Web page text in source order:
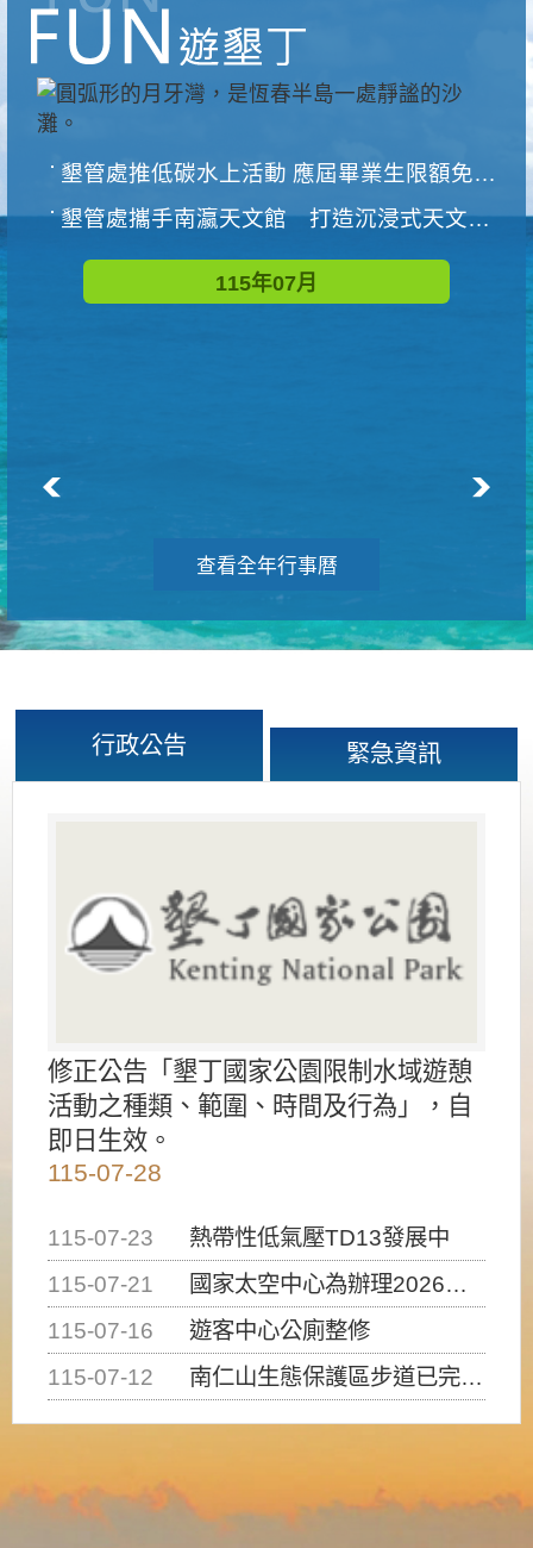
墾管處推低碳水上活動 應屆畢業生限額免費參加
墾管處攜手南瀛天文館 打造沉浸式天文探索營隊
115年07月
查看全年行事曆
行政公告 緊急資訊
修正公告「墾丁國家公園限制水域遊憩
活動之種類、範圍、時間及行為」，自
即日生效。
115-07-28
115-07-23
熱帶性低氣壓TD13發展中
115-07-21
國家太空中心為辦理2026台灣盃火箭競賽，陸、海、空域警戒及協調相關事宜，因颱風備案事宜
115-07-16
遊客中心公廁整修
115-07-12
南仁山生態保護區步道已完成修復，自115年7月13日（星期一）起恢復開放入園，歡迎民眾依規定申請入園....